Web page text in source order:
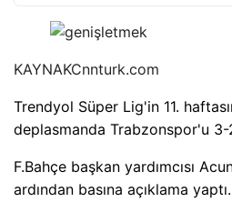
KAYNAKCnnturk.com
Trendyol Süper Lig'in 11.
deplasmanda Trabzonspor'u
F.Bahçe başkan yardımcısı
ardından basına açıklama yaptı.